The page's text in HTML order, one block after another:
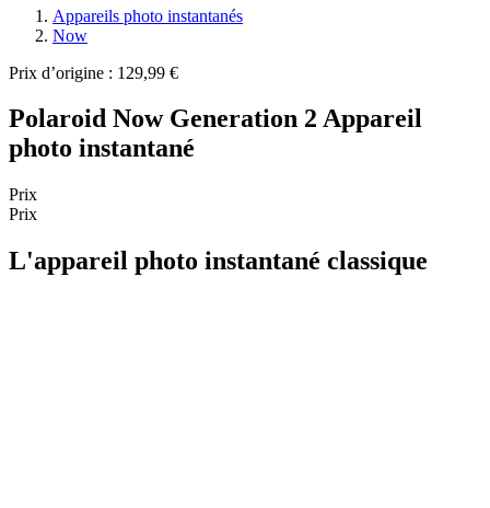
Appareils photo instantanés
Now
Prix d’origine : 129,99 €
Polaroid Now Generation 2 Appareil
photo instantané
Prix
Prix
L'appareil photo instantané classique